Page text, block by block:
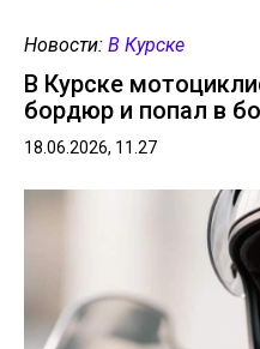
Новости: В Курске
В Курске
бордюр и попал в
18.06.2026, 11.27